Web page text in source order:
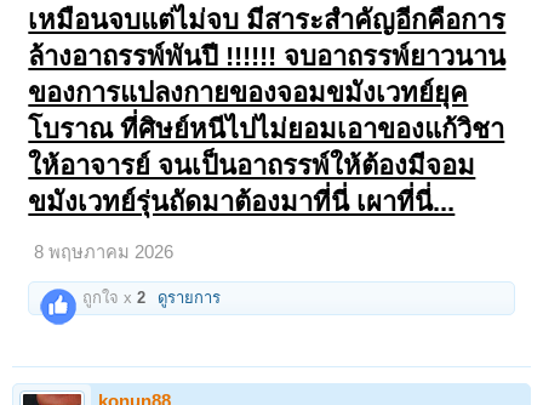
เหมือนจบแต่ไม่จบ มีสาระสำคัญอีกคือการ
ล้างอาถรรพ์พันปี !!!!!! จบอาถรรพ์ยาวนาน
ของการแปลงกายของจอมขมังเวทย์ยุค
โบราณ ที่ศิษย์หนีไปไม่ยอมเอาของแก้วิชา
ให้อาจารย์ จนเป็นอาถรรพ์ให้ต้องมีจอม
ขมังเวทย์รุ่นถัดมาต้องมาที่นี่ เผาที่นี่...
8 พฤษภาคม 2026
ถูกใจ x2 ดูรายการ